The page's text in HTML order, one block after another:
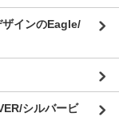
ザインのEagle/
シルバービ